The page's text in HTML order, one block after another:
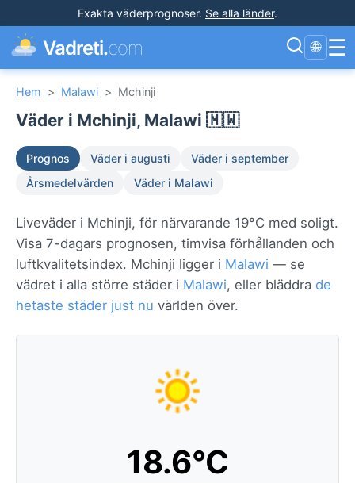
Exakta väderprognoser. Se alla länder.
Vadreti.com 🌐 ☰
Hem > Malawi > Mchinji
Väder i Mchinji, Malawi 🇲🇼
Prognos Väder i augusti
Väder i september
Årsmedelvärden
Väder i Malawi
Liveväder i Mchinji, för närvarande 19°C med soligt.
Visa 7-dagars prognosen, timvisa förhållanden och
luftkvalitetsindex. Mchinji ligger i Malawi — se
vädret i alla större städer i Malawi, eller bläddra de
hetaste städer just nu världen över.
18.6°C